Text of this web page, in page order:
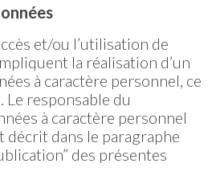
et/ou l’utilisation de
la réalisation d’un
à caractère personnel, ce
Le responsable du
à caractère personnel
décrit dans le paragraphe
des présentes